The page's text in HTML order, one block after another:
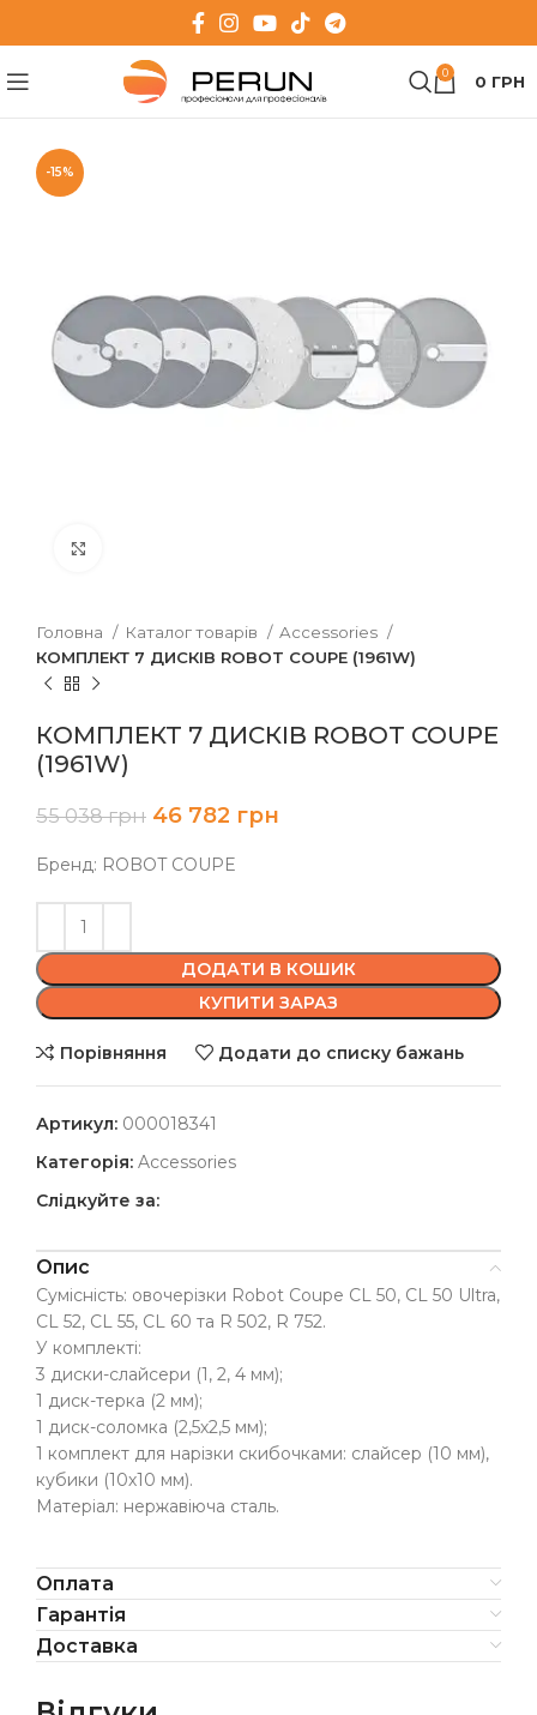
0 0 ГРН
-15%
Головна Каталог товарів
Accessories
КОМПЛЕКТ 7 ДИСКІВ ROBOT COUPE (1961W)
КОМПЛЕКТ 7 ДИСКІВ ROBOT COUPE
(1961W)
55 038грн 46 782 грн
Бренд: ROBOT COUPE
ДОДАТИ В КОШИК
КУПИТИ ЗАРАЗ
Порівняння Додати до списку бажань
Артикул: 000018341
Категорія: Accessories
Слідкуйте за:
Опис
Сумісність: овочерізки Robot Coupe CL 50, CL 50 Ultra,
CL 52, CL 55, CL 60 та R 502, R 752.
У комплекті:
3 диски-слайсери (1, 2, 4 мм);
1 диск-терка (2 мм);
1 диск-соломка (2,5х2,5 мм);
1 комплект для нарізки скибочками: слайсер (10 мм),
кубики (10х10 мм).
Матеріал: нержавіюча сталь.
Оплата
Гарантія
Доставка